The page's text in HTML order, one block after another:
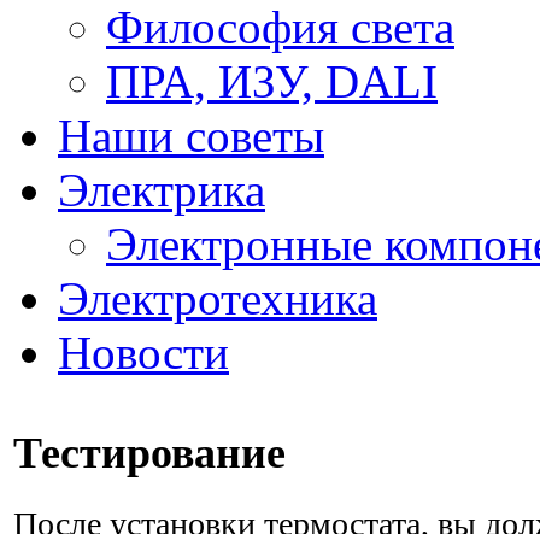
Философия света
ПРА, ИЗУ, DALI
Наши советы
Электрика
Электронные
Электротехника
Новости
Тестирование
После установки термостата, вы